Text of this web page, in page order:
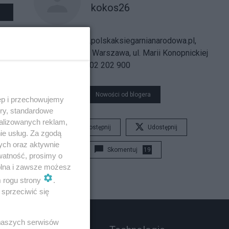
kokos26
Sprzedaż: www.polskaksiegarnianarodowa.pl,
United Express, Warszawa, ul. Marii Konopnickiej
6 lok 227, Tel. 502 202 900
Nowości od blogera
Udostępnij Udostępnij
Skomentuj 19
i przechowujemy
standardowe
reklam,
usług. Za zgodą
oraz aktywnie
prosimy o
i zawsze możesz
rogu strony
.
się
serwisów